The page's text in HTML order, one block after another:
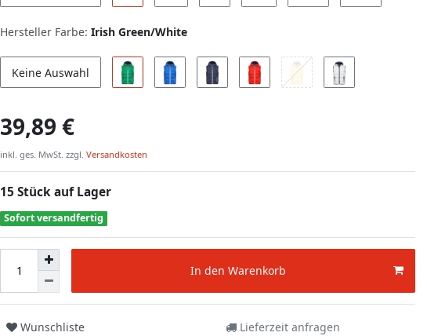
Hersteller Farbe: Irish Green/White
Keine Auswahl
39,89 €
inkl. ges. MwSt. zzgl. Versandkosten
15 Stück auf Lager
Sofort versandfertig
In den Warenkorb
Wunschliste Lieferzeit anfragen